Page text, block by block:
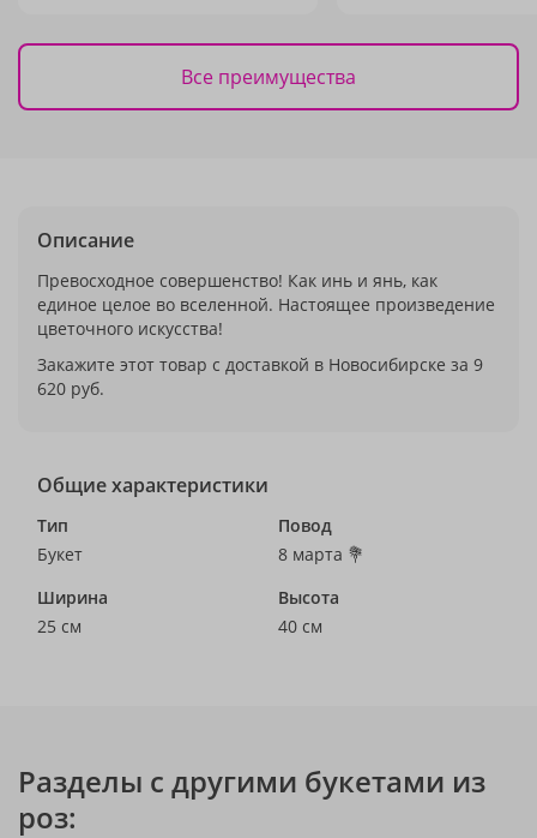
Все преимущества
Описание
Превосходное совершенство! Как инь и янь, как
единое целое во вселенной. Настоящее произведение
цветочного искусства!
Закажите этот товар с доставкой в Новосибирске за 9
620 руб.
Общие характеристики
Тип
Букет
Повод
8 марта 💐
Ширина
25 см
Высота
40 см
Разделы с другими букетами из
роз: